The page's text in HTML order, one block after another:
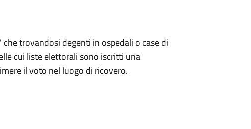
trovandosi degenti in ospedali o case di
cui liste elettorali sono iscritti una
il voto nel luogo di ricovero.